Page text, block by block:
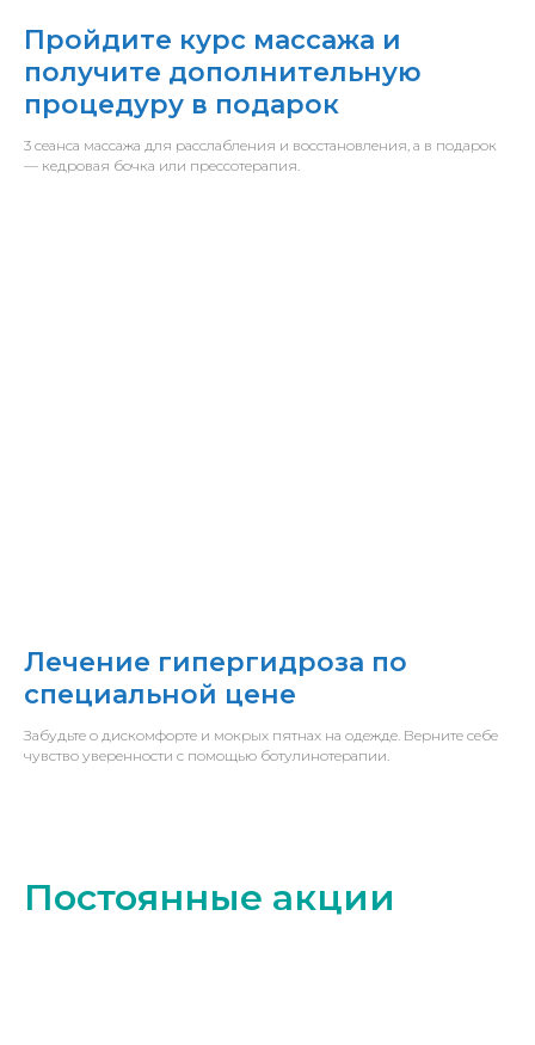
Пройдите курс массажа и
получите дополнительную
процедуру в подарок
3 сеанса массажа для расслабления и восстановления, а в подарок
— кедровая бочка или прессотерапия.
Лечение гипергидроза по
специальной цене
Забудьте о дискомфорте и мокрых пятнах на одежде. Верните себе
чувство уверенности с помощью ботулинотерапии.
Постоянные акции